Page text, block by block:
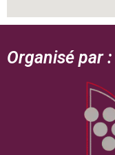
Organisé par :